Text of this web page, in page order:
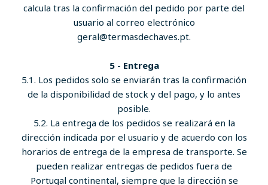
calcula tras la confirmación del pedido por parte del
usuario al correo electrónico
geral@termasdechaves.pt.
5 - Entrega
5.1. Los pedidos solo se enviarán tras la confirmación
de la disponibilidad de stock y del pago, y lo antes
posible.
5.2. La entrega de los pedidos se realizará en la
dirección indicada por el usuario y de acuerdo con los
horarios de entrega de la empresa de transporte. Se
pueden realizar entregas de pedidos fuera de
Portugal continental, siempre que la dirección se